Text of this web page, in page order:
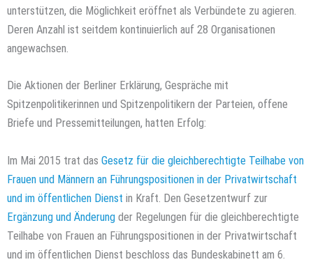
unterstützen, die Möglichkeit eröffnet als Verbündete zu agieren.
Deren Anzahl ist seitdem kontinuierlich auf 28 Organisationen
angewachsen.
Die Aktionen der Berliner Erklärung, Gespräche mit
Spitzenpolitikerinnen und Spitzenpolitikern der Parteien, offene
Briefe und Pressemitteilungen, hatten Erfolg:
Im Mai 2015 trat das Gesetz für die gleichberechtigte Teilhabe von
Frauen und Männern an Führungspositionen in der Privatwirtschaft
und im öffentlichen Dienst in Kraft. Den Gesetzentwurf zur
Ergänzung und Änderung der Regelungen für die gleichberechtigte
Teilhabe von Frauen an Führungspositionen in der Privatwirtschaft
und im öffentlichen Dienst beschloss das Bundeskabinett am 6.